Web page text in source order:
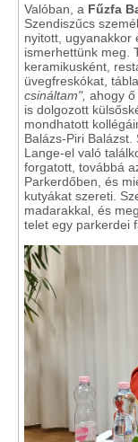
Valóban, a Fűzfa
Szendiszűcs
nyitott, ugyanakkor
ismerhettünk meg.
keramikusként,
üvegfreskókat,
csináltam", ahogy
is dolgozott
mondhatott
Balázs-Piri
Lange-el való
forgatott, továbbá
Parkerdőben, és
kutyákat szereti.
madarakkal, és
telet egy parkerdei